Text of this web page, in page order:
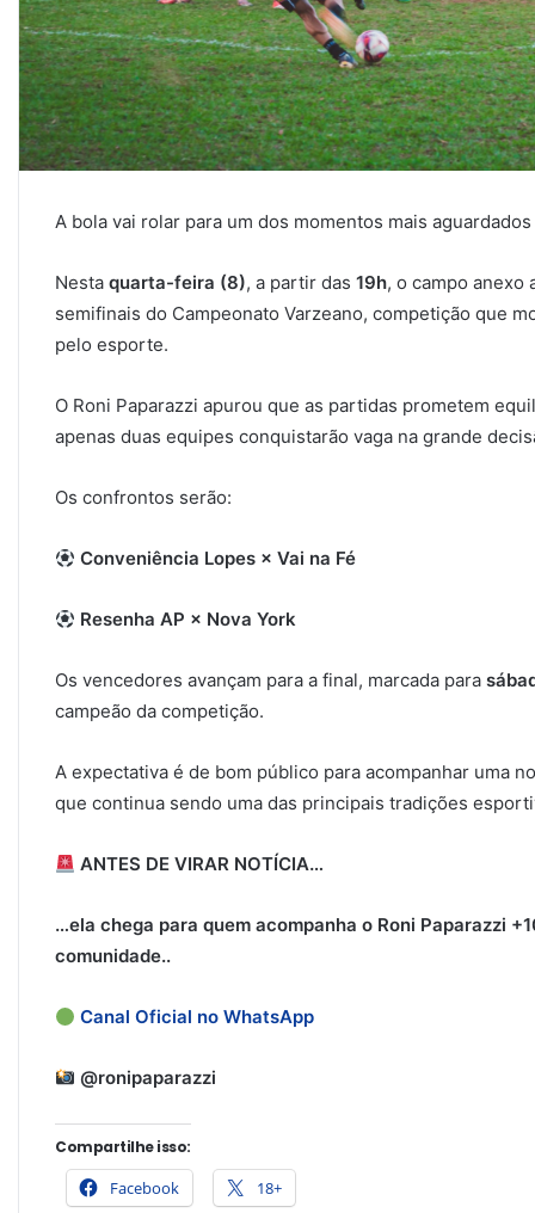
A bola vai rolar para um dos momentos mais
Nesta quarta-feira (8), a partir das 19h, o campo anexo
semifinais do Campeonato Varzeano, competição que
pelo esporte.
O Roni Paparazzi apurou que as partidas prometem
apenas duas equipes conquistarão vaga na grande
Os confrontos serão:
Conveniência Lopes × Vai na Fé
Resenha AP × Nova York
Os vencedores avançam para a final, marcada para
campeão da competição.
A expectativa é de bom público para acompanhar uma
que continua sendo uma das principais tradições
ANTES DE VIRAR NOTÍCIA…
…ela chega para quem acompanha o Roni Paparazzi
comunidade..
Canal Oficial no WhatsApp
@ronipaparazzi
Compartilhe isso:
Facebook 18+